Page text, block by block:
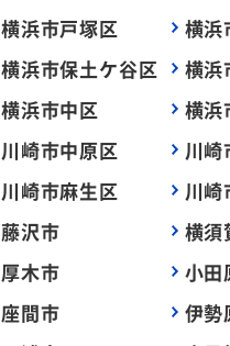
横浜市戸塚区
横浜
横浜市保土ケ谷区
横浜
横浜市中区
横浜
川崎市中原区
川
川崎市麻生区
川
藤沢市
横須
厚木市
小田
座間市
伊勢